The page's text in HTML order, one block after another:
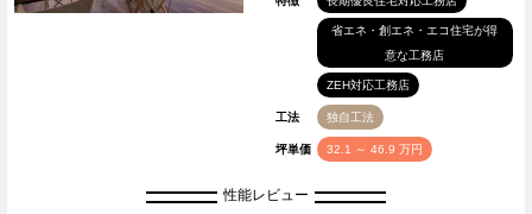
省エネ・創エネ・エコ住宅が得
意な工務店
ZEH対応工務店
工法 独自工法
坪単価 32.1 ～ 46.9 万円
性能レビュー